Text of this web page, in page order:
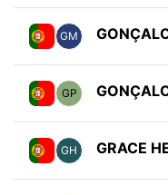
GM
GP
GH GRACE